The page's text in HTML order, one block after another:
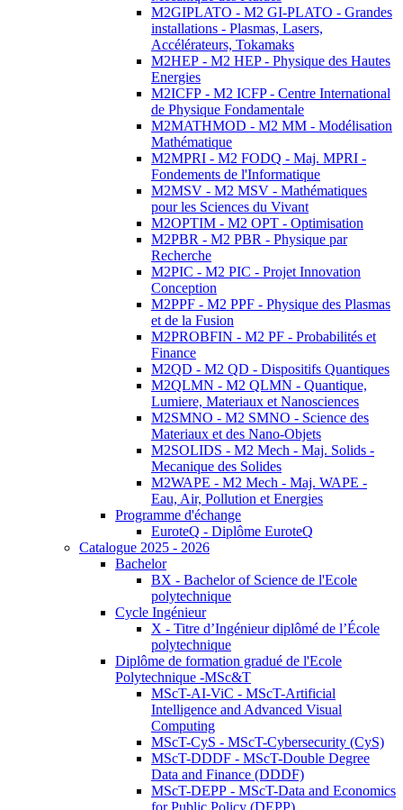
M2GIPLATO - M2 GI-PLATO - Grandes
installations - Plasmas, Lasers,
Accélérateurs, Tokamaks
M2HEP - M2 HEP - Physique des Hautes
Energies
M2ICFP - M2 ICFP - Centre International
de Physique Fondamentale
M2MATHMOD - M2 MM - Modélisation
Mathématique
M2MPRI - M2 FODQ - Maj. MPRI -
Fondements de l'Informatique
M2MSV - M2 MSV - Mathématiques
pour les Sciences du Vivant
M2OPTIM - M2 OPT - Optimisation
M2PBR - M2 PBR - Physique par
Recherche
M2PIC - M2 PIC - Projet Innovation
Conception
M2PPF - M2 PPF - Physique des Plasmas
et de la Fusion
M2PROBFIN - M2 PF - Probabilités et
Finance
M2QD - M2 QD - Dispositifs Quantiques
M2QLMN - M2 QLMN - Quantique,
Lumiere, Materiaux et Nanosciences
M2SMNO - M2 SMNO - Science des
Materiaux et des Nano-Objets
M2SOLIDS - M2 Mech - Maj. Solids -
Mecanique des Solides
M2WAPE - M2 Mech - Maj. WAPE -
Eau, Air, Pollution et Energies
Programme d'échange
EuroteQ - Diplôme EuroteQ
Catalogue 2025 - 2026
Bachelor
BX - Bachelor of Science de l'Ecole
polytechnique
Cycle Ingénieur
X - Titre d’Ingénieur diplômé de l’École
polytechnique
Diplôme de formation gradué de l'Ecole
Polytechnique -MSc&T
MScT-AI-ViC - MScT-Artificial
Intelligence and Advanced Visual
Computing
MScT-CyS - MScT-Cybersecurity (CyS)
MScT-DDDF - MScT-Double Degree
Data and Finance (DDDF)
MScT-DEPP - MScT-Data and Economics
for Public Policy (DEPP)